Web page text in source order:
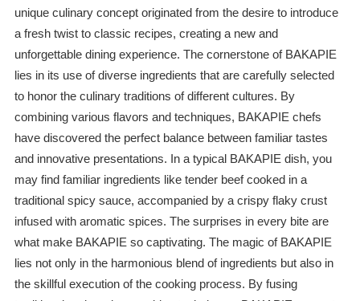
unique culinary concept originated from the desire to introduce
a fresh twist to classic recipes, creating a new and
unforgettable dining experience. The cornerstone of BAKAPIE
lies in its use of diverse ingredients that are carefully selected
to honor the culinary traditions of different cultures. By
combining various flavors and techniques, BAKAPIE chefs
have discovered the perfect balance between familiar tastes
and innovative presentations. In a typical BAKAPIE dish, you
may find familiar ingredients like tender beef cooked in a
traditional spicy sauce, accompanied by a crispy flaky crust
infused with aromatic spices. The surprises in every bite are
what make BAKAPIE so captivating. The magic of BAKAPIE
lies not only in the harmonious blend of ingredients but also in
the skillful execution of the cooking process. By fusing